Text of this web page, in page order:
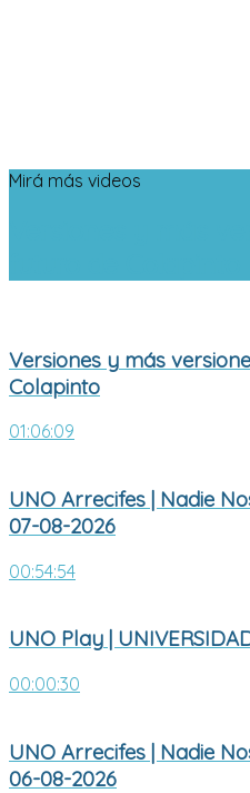
Mirá más videos
Versiones y más
Colapinto
01:06:09
UNO Arrecifes | Nadie
07-08-2026
00:54:54
UNO Play |
00:00:30
UNO Arrecifes | Nadie
06-08-2026